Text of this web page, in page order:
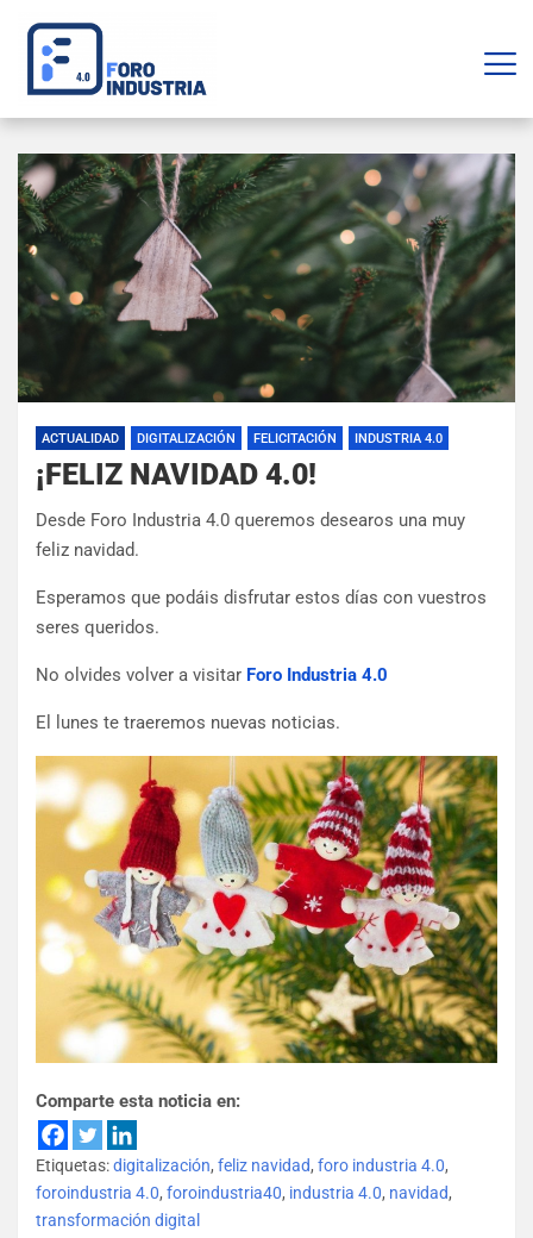
ACTUALIDAD DIGITALIZACIÓN FELICITACIÓN INDUSTRIA 4.0
¡FELIZ NAVIDAD 4.0!
Desde Foro Industria 4.0 queremos desearos una muy
feliz navidad.
Esperamos que podáis disfrutar estos días con vuestros
seres queridos.
No olvides volver a visitar Foro Industria 4.0
El lunes te traeremos nuevas noticias.
Comparte esta noticia en:
Etiquetas:digitalización, feliz navidad, foro industria 4.0,
foroindustria 4.0, foroindustria40, industria 4.0, navidad,
transformación digital